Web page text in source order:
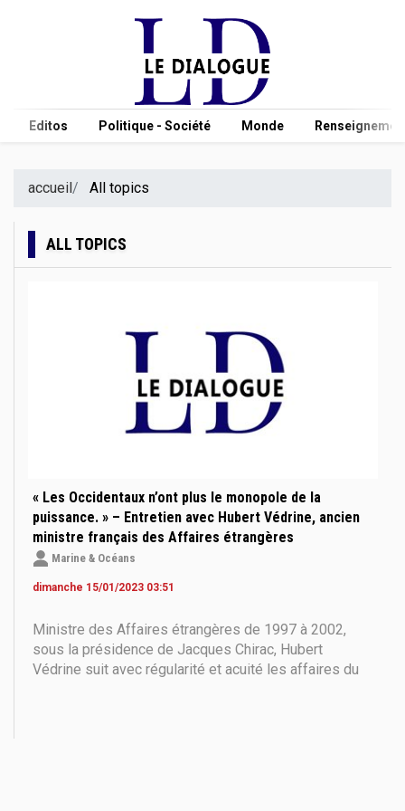
Editos Politique - Société Monde
accueil All topics
ALL TOPICS
« Les Occidentaux n’ont plus le monopole de la
puissance. » – Entretien avec Hubert Védrine, ancien
ministre français des Affaires étrangères
Marine & Océans
dimanche 15/01/2023 03:51
Ministre des Affaires étrangères de 1997 à 2002,
sous la présidence de Jacques Chirac, Hubert
Védrine suit avec régularité et acuité les affaires du